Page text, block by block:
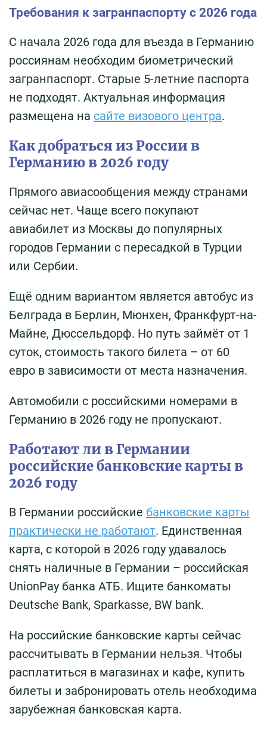
Требования к загранпаспорту с 2026 года
С начала 2026 года для въезда в Германию
россиянам необходим биометрический
загранпаспорт. Старые 5-летние паспорта
не подходят. Актуальная информация
размещена на сайте визового центра.
Как добраться из России в
Германию в 2026 году
Прямого авиасообщения между странами
сейчас нет. Чаще всего покупают
авиабилет из Москвы до популярных
городов Германии с пересадкой в Турции
или Сербии.
Ещё одним вариантом является автобус из
Белграда в Берлин, Мюнхен, Франкфурт-на-
Майне, Дюссельдорф. Но путь займёт от 1
суток, стоимость такого билета – от 60
евро в зависимости от места назначения.
Автомобили с российскими номерами в
Германию в 2026 году не пропускают.
Работают ли в Германии
российские банковские карты в
2026 году
В Германии российские банковские карты
практически не работают. Единственная
карта, с которой в 2026 году удавалось
снять наличные в Германии – российская
UnionPay банка АТБ. Ищите банкоматы
Deutsche Bank, Sparkasse, BW bank.
На российские банковские карты сейчас
рассчитывать в Германии нельзя. Чтобы
расплатиться в магазинах и кафе, купить
билеты и забронировать отель необходима
зарубежная банковская карта.